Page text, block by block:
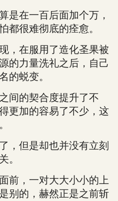
是在一百后面加个万，
都很难彻底的痊愈。
，在服用了造化圣果被
的力量洗礼之后，自己
的蜕变。
间的契合度提升了不
更加的容易了不少，这
，但是却也并没有立刻
。
前，一对大大小小的上
别的，赫然正是之前斩